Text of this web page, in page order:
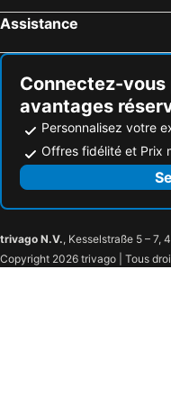
Assistance
Connectez-
avantages
Personnalisez votre
Offres fidélité et Prix
trivago N.V., Kesselstraße 5 – 7,
Copyright 2026 trivago | Tous